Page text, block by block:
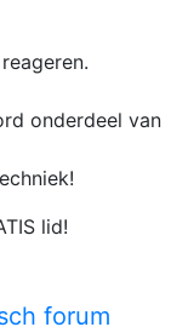
onderdeel van
lid!